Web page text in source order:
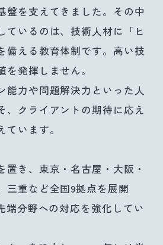
盤を支えてきました。その中
ているのは、技術人材に「ヒ
備える教育体制です。高い技
発揮しません。
能力や問題解決力といった人
、クライアントの期待に応え
います。
置き、東京・名古屋・大阪・
三重など全国9拠点を展開
端分野への対応を強化してい